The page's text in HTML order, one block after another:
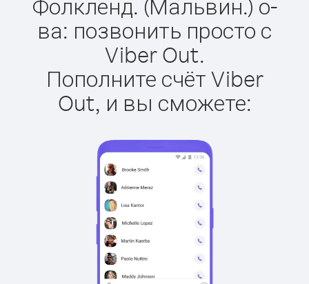
Фолкленд. (Мальвин.) о-
ва: позвонить просто с
Viber Out.
Пополните счёт Viber
Out, и вы сможете: